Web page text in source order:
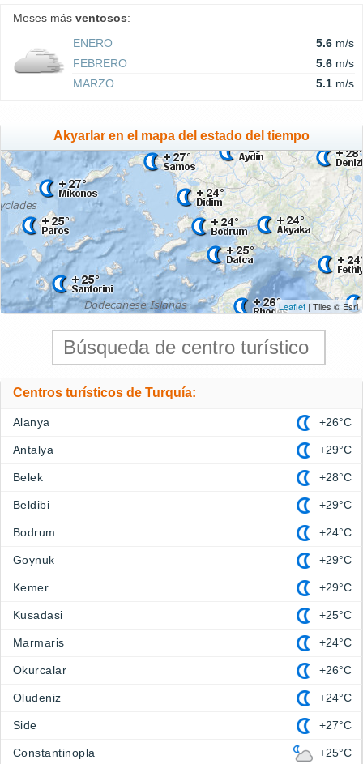
Meses más ventosos:
ENERO
5.6 m/s
FEBRERO
5.6 m/s
MARZO
5.1 m/s
Akyarlar en el mapa del estado del tiempo
Leaflet | Tiles © Esri
Centros turísticos de Turquía:
Alanya +26°C
Antalya +29°C
Belek +28°C
Beldibi +29°C
Bodrum +24°C
Goynuk +29°C
Kemer +29°C
Kusadasi +25°C
Marmaris +24°C
Okurcalar +26°C
Oludeniz +24°C
Side +27°C
Constantinopla +25°C